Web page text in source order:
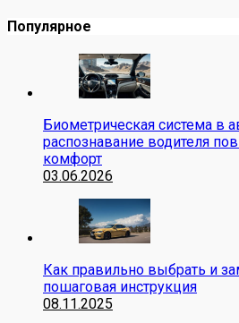
Популярное
Биометрическая система в
распознавание водителя
комфорт
03.06.2026
Как правильно выбрать и
пошаговая инструкция
08.11.2025